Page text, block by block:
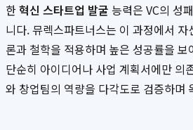
한혁신 스타트업 발굴 능력은 VC의 성
니다. 뮤렉스파트너스는 이 과정에서 자
론과 철학을 적용하며 높은 성공률을
단순히 아이디어나 사업 계획서에만 의
와 창업팀의 역량을 다각도로 검증하며